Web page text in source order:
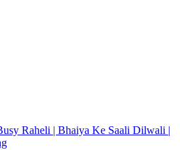
Raheli | Bhaiya Ke Saali Dilwali |